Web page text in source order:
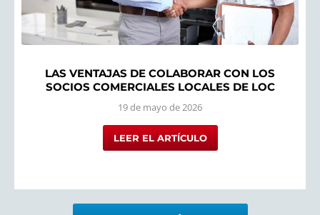
LAS VENTAJAS DE COLABORAR CON LOS
SOCIOS COMERCIALES LOCALES DE LOC
19 de mayo de 2026
LEER EL ARTÍCULO